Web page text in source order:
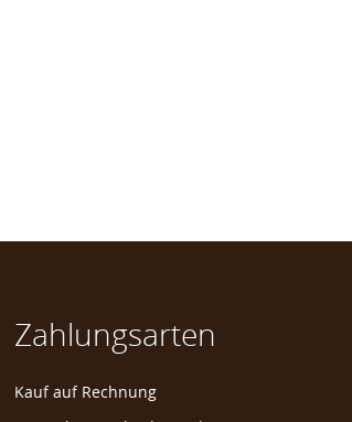
Zahlungsarten
Kauf auf Rechnung